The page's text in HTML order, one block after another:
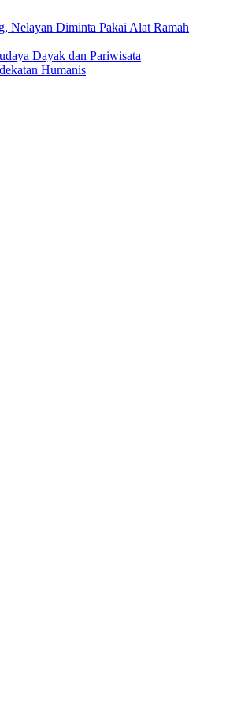
Nelayan Diminta Pakai Alat Ramah
Dayak dan Pariwisata
Humanis